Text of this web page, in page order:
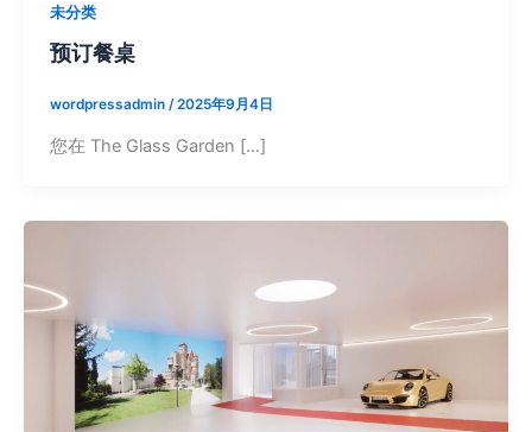
未分类
预订餐桌
wordpressadmin /2025年9月4日
您在 The Glass Garden […]